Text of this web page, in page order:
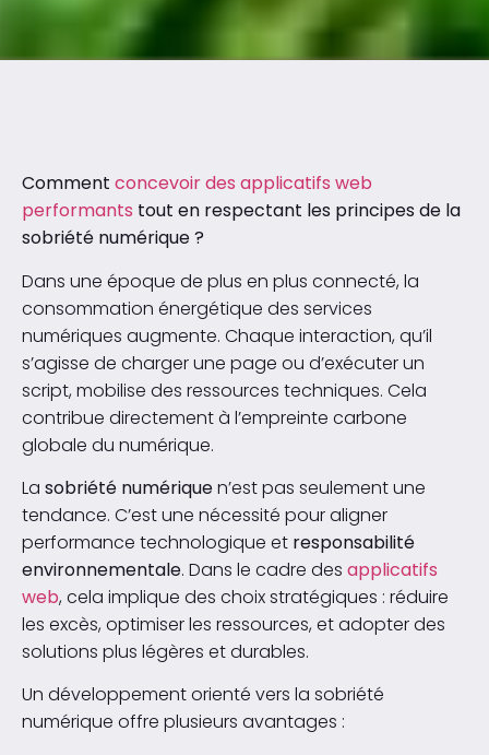
Comment concevoir des applicatifs web
performants tout en respectant les principes de la
sobriété numérique ?
Dans une époque de plus en plus connecté, la
consommation énergétique des services
numériques augmente. Chaque interaction, qu’il
s’agisse de charger une page ou d’exécuter un
script, mobilise des ressources techniques. Cela
contribue directement à l’empreinte carbone
globale du numérique.
La sobriété numériquen’est pas seulement une
tendance. C’est une nécessité pour aligner
performance technologique et responsabilité
environnementale. Dans le cadre des applicatifs
web, cela implique des choix stratégiques : réduire
les excès, optimiser les ressources, et adopter des
solutions plus légères et durables.
Un développement orienté vers la sobriété
numérique offre plusieurs avantages :